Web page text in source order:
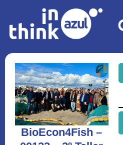
BioEcon4Fish –